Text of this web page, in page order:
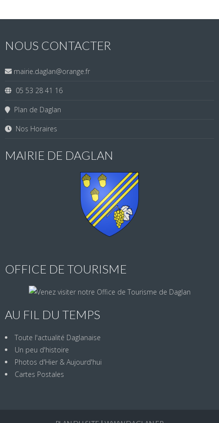
NOUS CONTACTER
mairie.daglan@orange.fr
05 53 28 41 16
Plan de Daglan
Nos Horaires
MAIRIE DE DAGLAN
OFFICE DE TOURISME
AU FIL DU TEMPS
Toute l'actualité Daglanaise
Un peu d'histoire
Photos d'Hier & Aujourd'hui
Cartes Postales